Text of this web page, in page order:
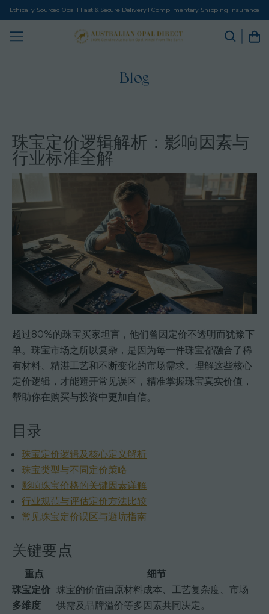
Ethically Sourced Opal I Fast & Secure Delivery I Complimentary Shipping Insurance
Blog
珠宝定价逻辑解析：影响因素与
行业标准全解
超过80%的珠宝买家坦言，他们曾因定价不透明而犹豫下
单。珠宝市场之所以复杂，是因为每一件珠宝都融合了稀
有材料、精湛工艺和不断变化的市场需求。理解这些核心
定价逻辑，才能避开常见误区，精准掌握珠宝真实价值，
帮助你在购买与投资中更加自信。
目录
珠宝定价逻辑及核心定义解析
珠宝类型与不同定价策略
影响珠宝价格的关键因素详解
行业规范与评估定价方法比较
常见珠宝定价误区与避坑指南
关键要点
重点
细节
珠宝定价
多维度
珠宝的价值由原材料成本、工艺复杂度、市场
供需及品牌溢价等多因素共同决定。